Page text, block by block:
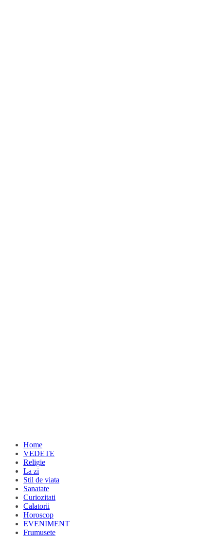
Home
VEDETE
Religie
La zi
Stil de viata
Sanatate
Curiozitati
Calatorii
Horoscop
EVENIMENT
Frumusete